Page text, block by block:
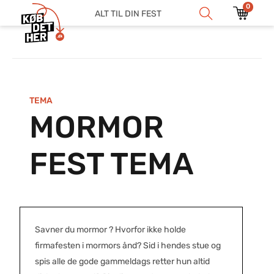
ALT TIL DIN FEST
0
TEMA
MORMOR
FEST TEMA
Savner du mormor ? Hvorfor ikke holde
firmafesten i mormors ånd? Sid i hendes stue og
spis alle de gode gammeldags retter hun altid